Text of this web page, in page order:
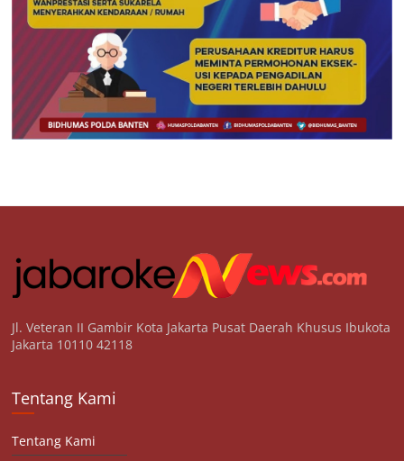
Jl. Veteran II Gambir Kota Jakarta Pusat Daerah Khusus Ibukota
Jakarta 10110 42118
Tentang Kami
Tentang Kami